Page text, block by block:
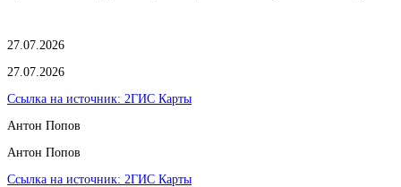
27.07.2026
27.07.2026
Ссылка на источник: 2ГИС Карты
Антон Попов
Антон Попов
Ссылка на источник: 2ГИС Карты